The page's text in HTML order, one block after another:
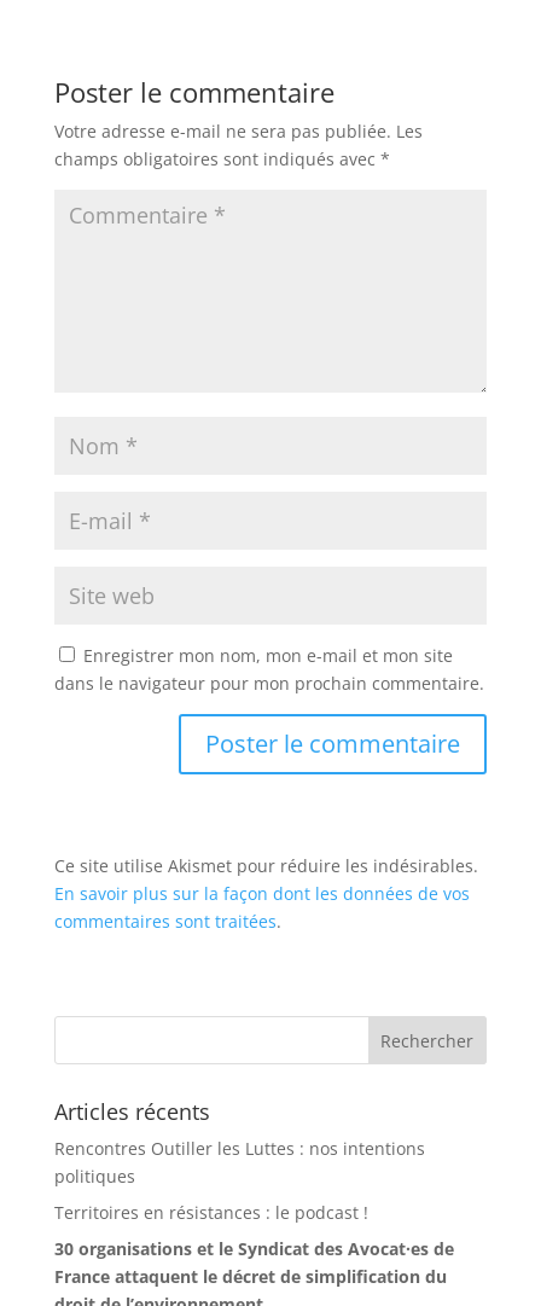
Poster le commentaire
Votre adresse e-mail ne sera pas publiée. Les
champs obligatoires sont indiqués avec *
Enregistrer mon nom, mon e-mail et mon site
dans le navigateur pour mon prochain commentaire.
Ce site utilise Akismet pour réduire les indésirables.
En savoir plus sur la façon dont les données de vos
commentaires sont traitées.
Articles récents
Rencontres Outiller les Luttes : nos intentions
politiques
Territoires en résistances : le podcast !
30 organisations et le Syndicat des Avocat·es de
France attaquent le décret de simplification du